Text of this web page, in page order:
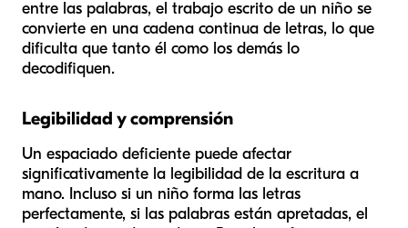
entre las palabras, el trabajo escrito de un niño se
convierte en una cadena continua de letras, lo que
dificulta que tanto él como los demás lo
decodifiquen.
Legibilidad y comprensión
Un espaciado deficiente puede afectar
significativamente la legibilidad de la escritura a
mano. Incluso si un niño forma las letras
perfectamente, si las palabras están apretadas, el